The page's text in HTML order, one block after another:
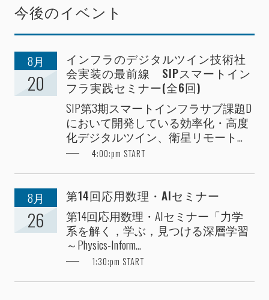
今後のイベント
8月
20
インフラのデジタルツイン技術社
会実装の最前線 SIPスマートイン
フラ実践セミナー(全6回)
SIP第3期スマートインフラサブ課題D
において開発している効率化・高度
化デジタルツイン、衛星リモート...
4:00:pm START
8月
26
第14回応用数理・AIセミナー
第14回応用数理・AIセミナー「力学
系を解く，学ぶ，見つける深層学習
～Physics-Inform...
1:30:pm START